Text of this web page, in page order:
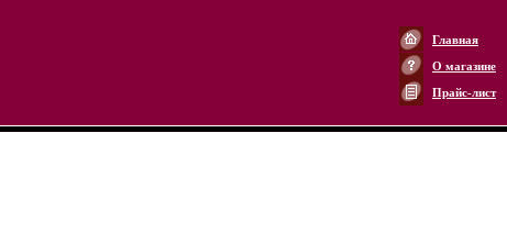
Главная
О магазине
Прайс-лист